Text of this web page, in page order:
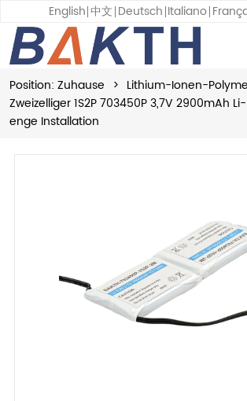
English 中文 Deutsch Italiano
Position: Zuhause > Lithium-Ionen-
Zweizelliger 1S2P 703450P 3,7V 2900mAh
enge Installation